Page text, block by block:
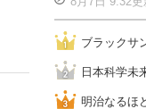
ブラックサ
日本科学未
明治なるほ